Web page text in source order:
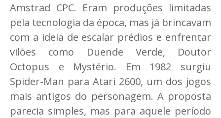
Amstrad CPC. Eram produções limitadas
pela tecnologia da época, mas já brincavam
com a ideia de escalar prédios e enfrentar
vilões como Duende Verde, Doutor
Octopus e Mystério. Em 1982 surgiu
Spider-Man para Atari 2600, um dos jogos
mais antigos do personagem. A proposta
parecia simples, mas para aquele período